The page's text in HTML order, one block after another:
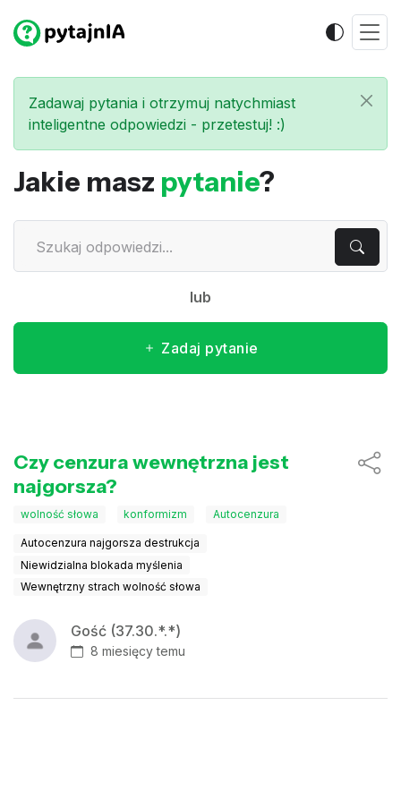
Zadawaj pytania i otrzymuj natychmiast
inteligentne odpowiedzi - przetestuj! :)
Jakie masz pytanie?
lub
Zadaj pytanie
Czy cenzura wewnętrzna jest
najgorsza?
wolność słowa konformizm Autocenzura
Autocenzura najgorsza destrukcja
Niewidzialna blokada myślenia
Wewnętrzny strach wolność słowa
Gość (37.30.*.*)
8 miesięcy temu